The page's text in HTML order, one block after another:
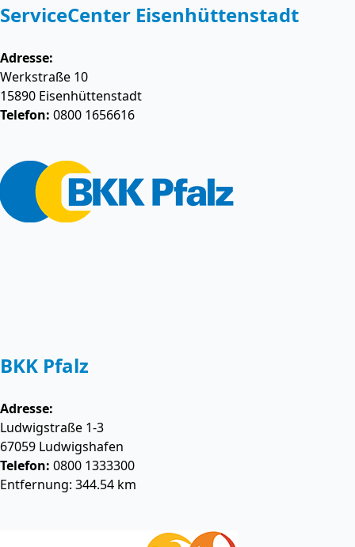
ServiceCenter Eisenhüttenstadt
Adresse:
Werkstraße 10
15890 Eisenhüttenstadt
Telefon: 0800 1656616
BKK Pfalz
Adresse:
Ludwigstraße 1-3
67059 Ludwigshafen
Telefon: 0800 1333300
Entfernung: 344.54 km